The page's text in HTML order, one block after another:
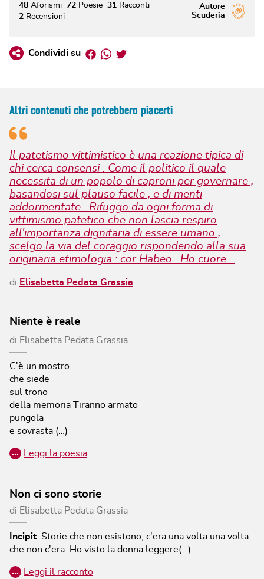
Autore
Scuderia
48 Aforismi 72 Poesie 31
Racconti
2 Recensioni
Condividi su Facebook
Whatsapp
Twitter
Altri contenuti che potrebbero piacerti
Il patetismo vittimistico è una reazione tipica di
chi cerca consensi . Come il politico il quale
necessita di un popolo di caproni per governare ,
basandosi sul plauso facile , e di menti
addormentate . Rifuggo da ogni forma di
vittimismo patetico che non lascia respiro
all'importanza dignitaria di essere umano ,
scelgo la via del coraggio rispondendo alla sua
originaria etimologia : cor Habeo . Ho cuore .
di Elisabetta Pedata Grassia
Niente è reale
di Elisabetta Pedata Grassia
C'è un mostro
che siede
sul trono
della memoria
Tiranno armato
pungola
e sovrasta (…)
… Leggi la poesia
Non ci sono storie
di Elisabetta Pedata Grassia
Incipit: Storie che non esistono, c'era una volta una volta
che non c'era.
Ho visto la donna leggere(…)
… Leggi il racconto